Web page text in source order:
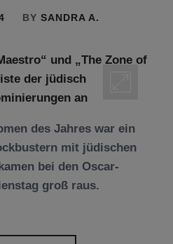
BY SANDRA A.
des Jahres war ein
mit jüdischen
bei den Oscar-
groß raus.